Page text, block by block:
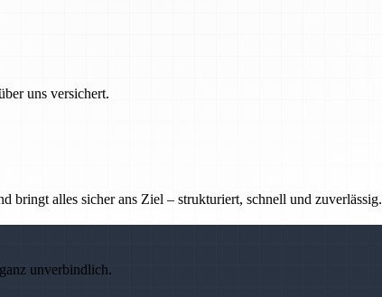
uns versichert.
bringt alles sicher ans Ziel – strukturiert, schnell und zuverlässig.
unverbindlich.